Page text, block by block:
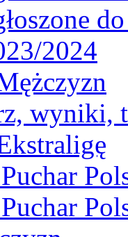
2024
wyniki,